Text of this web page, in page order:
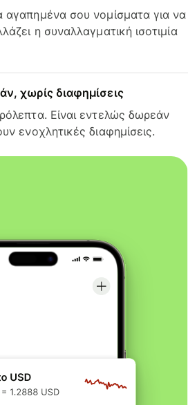
αγαπημένα σου νομίσματα για να
η συναλλαγματική ισοτιμία
χωρίς διαφημίσεις
Είναι εντελώς δωρεάν
ενοχλητικές διαφημίσεις.